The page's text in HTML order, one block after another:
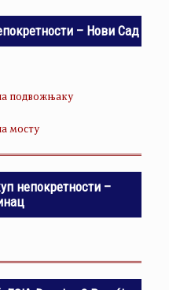
– Нови Сад
подвожњаку
мосту
непокретности –